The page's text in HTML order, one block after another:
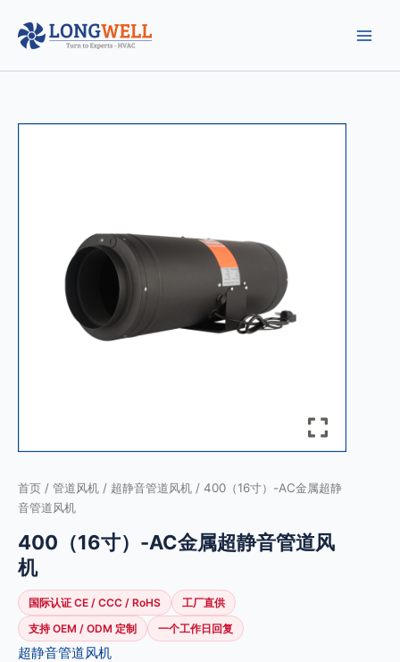
容
首页 / 管道风机 / 超静音管道风机 / 400（16寸）-AC金属超静
音管道风机
400（16寸）-AC金属超静音管道风
机
国际认证 CE / CCC / RoHS
工厂直供
支持 OEM / ODM 定制
一个工作日回复
超静音管道风机